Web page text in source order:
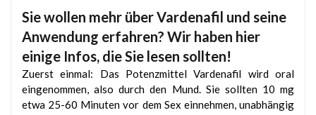
Sie wollen mehr über Vardenafil und seine
Anwendung erfahren? Wir haben hier
einige Infos, die Sie lesen sollten!
Zuerst einmal: Das Potenzmittel Vardenafil wird oral
eingenommen, also durch den Mund. Sie sollten 10 mg
etwa 25-60 Minuten vor dem Sex einnehmen, unabhängig